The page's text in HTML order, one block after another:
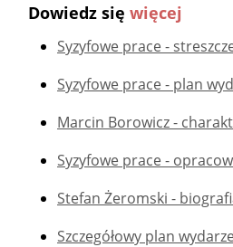
Dowiedz się więcej
Syzyfowe prace -
Syzyfowe prace - plan
Marcin Borowicz -
Syzyfowe prace -
Stefan Żeromski -
Szczegółowy plan